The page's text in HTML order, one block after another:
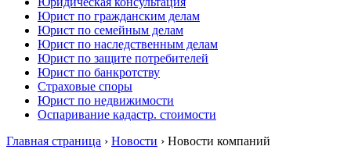
Юрист по гражданским делам
Юрист по семейным делам
Юрист по наследственным делам
Юрист по защите потребителей
Юрист по банкротству
Страховые споры
Юрист по недвижимости
Оспаривание кадастр. стоимости
Главная страница › Новости › Новости компаний